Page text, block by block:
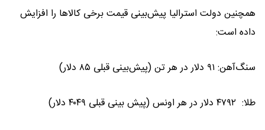
همچنین دولت استرالیا پیش‌بینی قیمت برخی کالاها را افزایش
داده است:
سنگ‌آهن: ۹۱ دلار در هر تن (پیش‌بینی قبلی ۸۵ دلار)
طلا: ۴۷۹۲ دلار در هر اونس (پیش بینی قبلی ۴۰۴۹ دلار)